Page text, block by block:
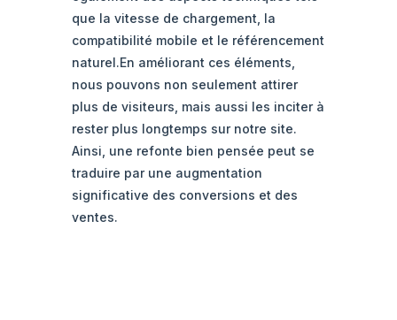
que la vitesse de chargement, la
compatibilité mobile et le référencement
naturel.En améliorant ces éléments,
nous pouvons non seulement attirer
plus de visiteurs, mais aussi les inciter à
rester plus longtemps sur notre site.
Ainsi, une refonte bien pensée peut se
traduire par une augmentation
significative des conversions et des
ventes.